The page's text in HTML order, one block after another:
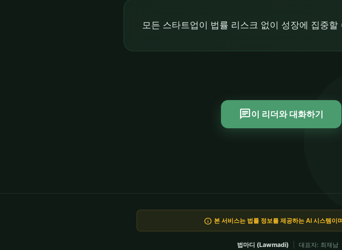
모든 스타트업이 법률 리스크 없이 성장에 집중
chat이 리더와 대화하기
info 본 서비스는 법률 정보를 제공하는 AI 시스템이
법마디 (Lawmadi) 대표자: 최재남